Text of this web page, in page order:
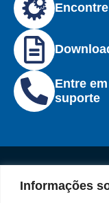
Informações
Entre
suporte
MarcaPolíticas